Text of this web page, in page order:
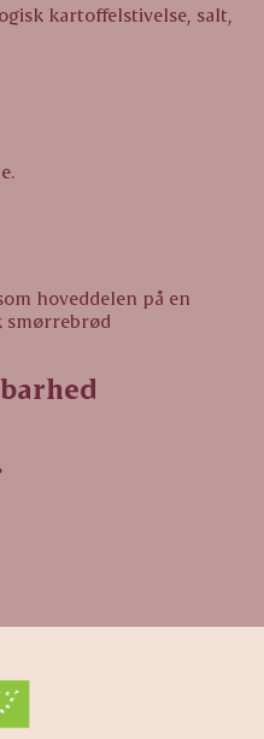
kartoffelstivelse, salt,
hoveddelen på en
smørrebrød